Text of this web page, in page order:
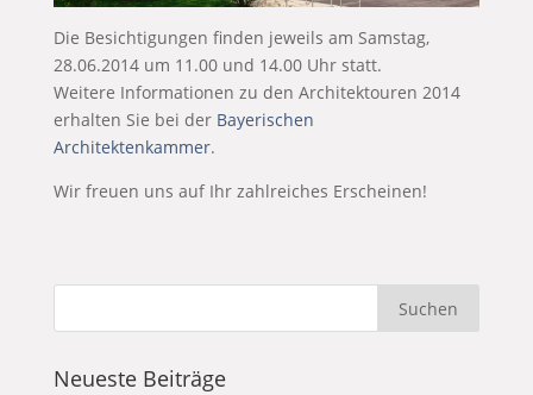
Die Besichtigungen finden jeweils am Samstag,
28.06.2014 um 11.00 und 14.00 Uhr statt.
Weitere Informationen zu den Architektouren 2014
erhalten Sie bei der Bayerischen
Architektenkammer.
Wir freuen uns auf Ihr zahlreiches Erscheinen!
Neueste Beiträge